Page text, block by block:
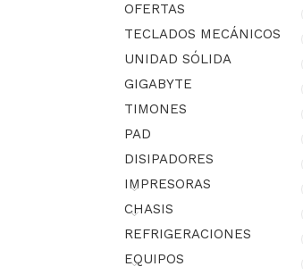
OFERTAS
TECLADOS MECÁNICOS
UNIDAD SÓLIDA
GIGABYTE
TIMONES
PAD
DISIPADORES
IMPRESORAS
CHASIS
REFRIGERACIONES
EQUIPOS